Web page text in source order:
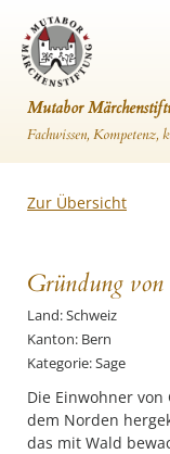
Mutabor
Fachwissen,
Zur Übersicht
Gründung
Land: Schweiz
Kanton: Bern
Kategorie: Sage
Die Einwohner
dem Norden
das mit Wald